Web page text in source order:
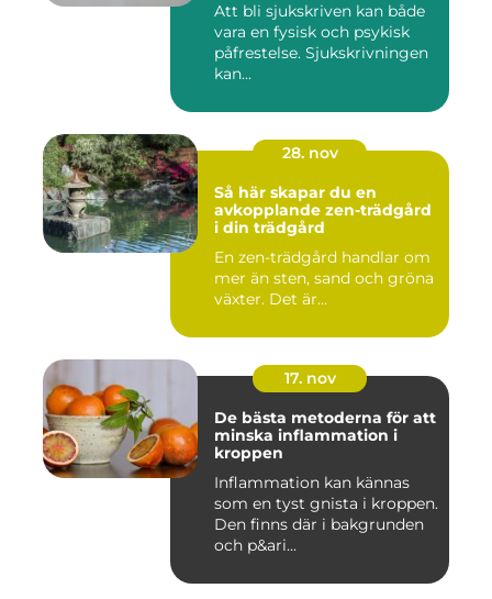
Att bli sjukskriven kan både
vara en fysisk och psykisk
påfrestelse. Sjukskrivningen
kan...
28. nov
Så här skapar du en
avkopplande zen-trädgård
i din trädgård
En zen-trädgård handlar om
mer än sten, sand och gröna
växter. Det är...
17. nov
De bästa metoderna för att
minska inflammation i
kroppen
Inflammation kan kännas
som en tyst gnista i kroppen.
Den finns där i bakgrunden
och p&ari...